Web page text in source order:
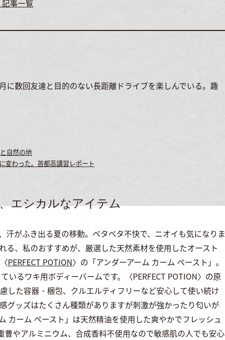
記事一覧
数回友達と目的のない長距離ドライブを楽しんでいる。趣
自然の地
変わった。首都高講習レポート
エシカルなアイテム
汗がふき出る夏の移動。ベタベタ不快で、ニオイも気になりま
る、私のおすすめが、厳選した天然素材を使用したオースト
PERFECT POTION〉の「アンダーアーム カーム ペースト」。
いるワキ用ボディーバームです。〈PERFECT POTION〉の原
した容器・梱包、クルエルティフリーなど安心して使い続け
グッズはたくさん種類がありますが刺激が強かったり匂いが
カーム ペースト」は天然精油を使用した爽やかでフレッシュ
やアルミニウム、合成香料不使用なので敏感肌の人でも安心